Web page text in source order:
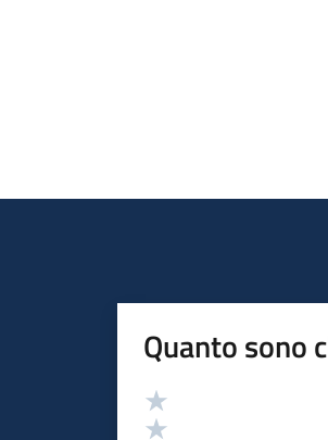
Quanto sono
Valutazione